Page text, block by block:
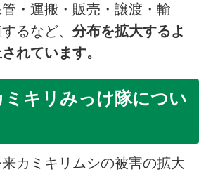
・運搬・販売・譲渡・輸
るなど、 分布を拡大するよ
れています。
ミキリみっけ隊につい
カミキリムシの被害の拡大